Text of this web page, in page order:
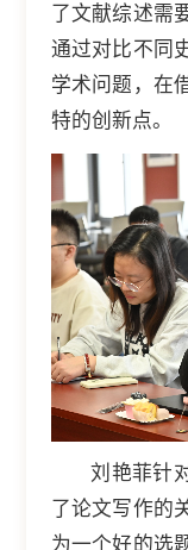
了文献综述需
通过对比不同
学术问题，在
特的创新点。
刘艳菲针
了论文写作的
为一个好的选